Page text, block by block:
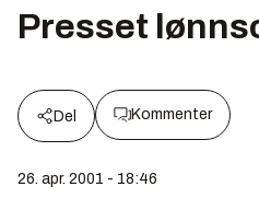
Presset
Del Kommenter
26. apr. 2001 - 18:46